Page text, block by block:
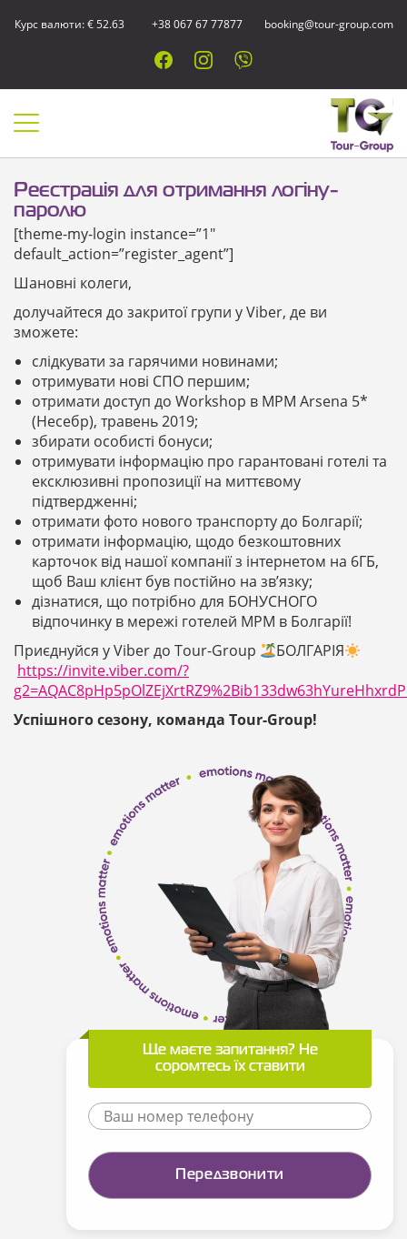
Курс валюти: € 52.63 +38 067 67 77877 booking@tour-group.com
Реєстрація для отримання логіну-
паролю
[theme-my-login instance=”1″
default_action=”register_agent”]
Шановні колеги,
долучайтеся до закритої групи у Viber, де ви
зможете:
слідкувати за гарячими новинами;
отримувати нові СПО першим;
отримати доступ до Workshop в MPM Arsena 5*
(Несебр), травень 2019;
збирати особисті бонуси;
отримувати інформацію про гарантовані готелі та
ексклюзивні пропозиції на миттєвому
підтвердженні;
отримати фото нового транспорту до Болгарії;
отримати інформацію, щодо безкоштовних
карточок від нашої компанії з інтернетом на 6ГБ,
щоб Ваш клієнт був постійно на зв’язку;
дізнатися, що потрібно для БОНУСНОГО
відпочинку в мережі готелей MPM в Болгарії!
Приєднуйся у Viber до Tour-Group
БОЛГАРІЯ
https://invite.viber.com/?
Успішного сезону, команда Tour-Group!
Ще маєте запитання? Не
соромтесь їх ставити